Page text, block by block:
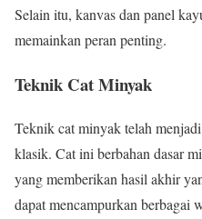
Selain itu, kanvas dan panel
memainkan peran penting.
Teknik Cat Minyak
Teknik cat minyak telah
klasik. Cat ini berbahan dasar
yang memberikan hasil akhir
dapat mencampurkan berbagai